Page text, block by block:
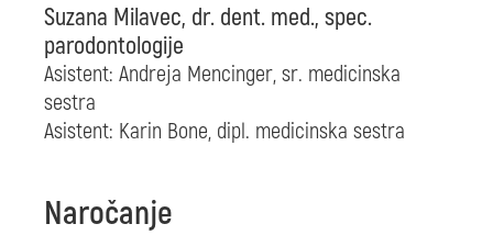
Suzana Milavec, dr. dent. med., spec.
parodontologije
Asistent: Andreja Mencinger, sr. medicinska
sestra
Asistent: Karin Bone, dipl. medicinska sestra
Naročanje